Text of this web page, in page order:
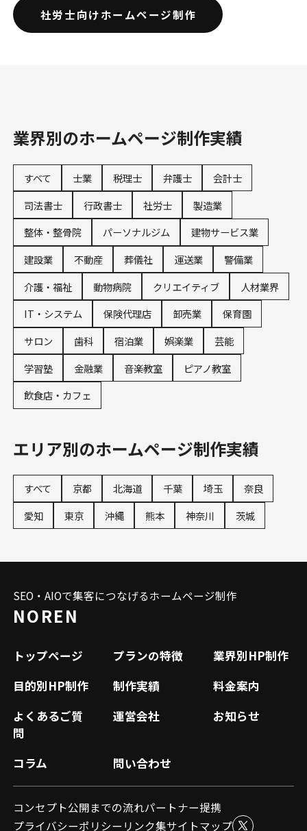
社労士向けホームページ制作
業界別のホームページ制作実績
すべて 士業 税理士 弁護士
会計士
司法書士
行政書士 社労士
製造業
整体・整骨院
パーソナルジム
建物サービス業
建設業
不動産 葬儀社 運送業
警備業
介護・福祉
動物病院 クリエイティブ
人材業界
IT・システム
保険代理店 卸売業
保育園
サロン
歯科 宿泊業 娯楽業
芸能
学習塾
金融業 音楽教室
ピアノ教室
飲食店・カフェ
エリア別のホームページ制作実績
すべて 京都 北海道 千葉 埼玉
奈良
愛知
東京 沖縄 熊本 神奈川 茨城
SEO・AIOで集客につなげるホームページ制作
NOREN
トップページ プランの特徴
業界別HP制作
目的別HP制作
制作実績
料金案内
よくあるご質
問
運営会社 お知らせ
コラム 問い合わせ
コンセプト公開までの流れパートナー提携
プライバシーポリシー リンク集サイトマップ